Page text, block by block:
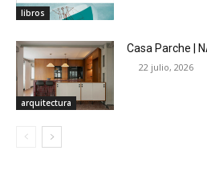
libros
arquitectura
Casa Parche |
22 julio, 2026